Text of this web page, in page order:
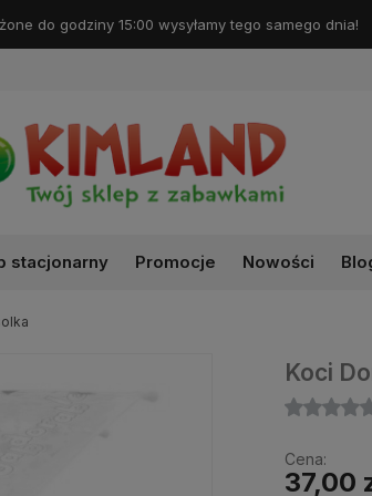
Darmowa dostawa od 99 zł!
stacjonarny Promocje Nowości
Koci
Cena:
37,00